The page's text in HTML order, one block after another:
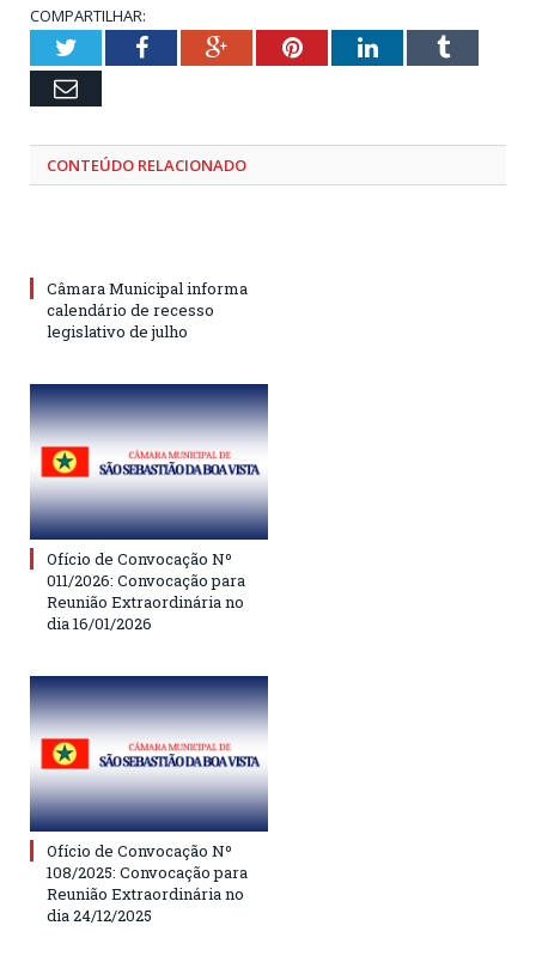
COMPARTILHAR:
TwitterFacebookGoogle+PinterestLinkedInTumblr
Email
CONTEÚDO RELACIONADO
Câmara Municipal informa
calendário de recesso
legislativo de julho
Ofício de Convocação Nº
011/2026: Convocação para
Reunião Extraordinária no
dia 16/01/2026
Ofício de Convocação Nº
108/2025: Convocação para
Reunião Extraordinária no
dia 24/12/2025